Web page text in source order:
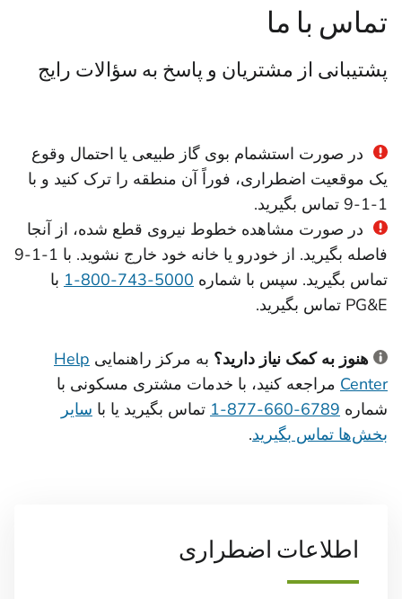
تماس با ما
پشتیبانی از مشتریان و پاسخ به سؤالات رایج
در صورت استشمام بوی گاز طبیعی یا احتمال وقوع
یک موقعیت اضطراری، فوراً آن منطقه را ترک کنید و با
‎9-1-1 تماس بگیرید.
در صورت مشاهده خطوط نیروی قطع شده، از آنجا
فاصله بگیرید. از خودرو یا خانه خود خارج نشوید. با 1-1-9
تماس بگیرید. سپس با شماره 5000-743-800-1
با
PG&E تماس بگیرید.
هنوز به کمک نیاز دارید؟ به مرکز راهنمایی Help
Center مراجعه کنید، با خدمات مشتری مسکونی با
شماره ‎1-877-660-6789 تماس بگیرید یا با سایر
بخش‌ها تماس بگیرید.
اطلاعات اضطراری